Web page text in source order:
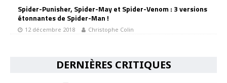
Spider-Punisher, Spider-May et Spider-Venom : 3 versions
étonnantes de Spider-Man !
12 décembre 2018 Christophe Colin
DERNIÈRES CRITIQUES